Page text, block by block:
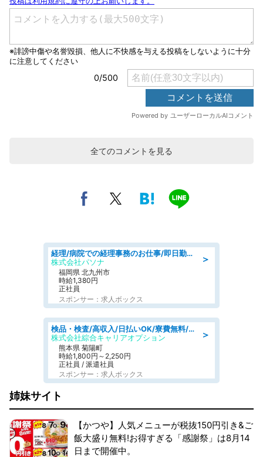
全てのコメントを見る
＞
経理/病院での経理事務のお仕事/即日勤務可/車通勤可/経理/一般事務
株式会社パソナ
福岡県 北九州市
時給1,380円
正社員
スポンサー：求人ボックス
＞
検品・検査/高収入/日払いOK/寮費無料/日勤/20・30・40代活躍中
株式会社綜合キャリアオプション
熊本県 菊陽町
時給1,800円～2,250円
正社員 / 派遣社員
スポンサー：求人ボックス
姉妹サイト
【かつや】人気メニューが税抜150円引き&ご
飯大盛り無料!お得すぎる「感謝祭」は8月14
日まで開催中。